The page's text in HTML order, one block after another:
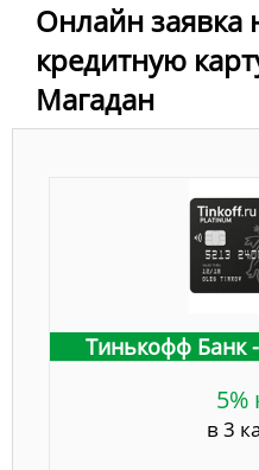
Онлайн заявка
кредитную
Магадан
Тинькофф Банк
5%
в 3